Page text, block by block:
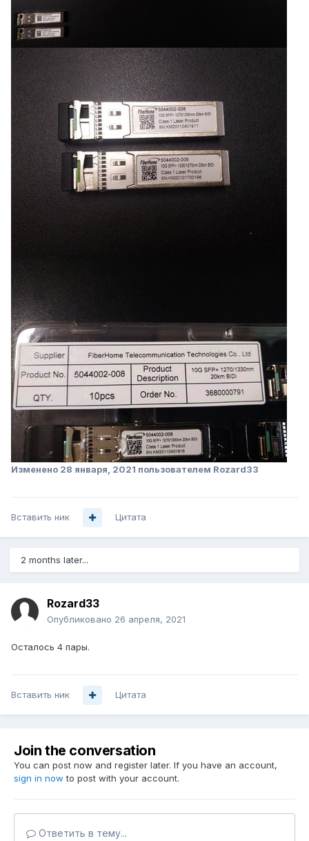
Изменено 28 января, 2021 пользователем Rozard33
Вставить ник Цитата
2 months later...
Rozard33
Опубликовано 26 апреля, 2021
Осталось 4 пары.
Вставить ник Цитата
Join the conversation
You can post now and register later. If you have an account,
sign in now to post with your account.
Ответить в тему...